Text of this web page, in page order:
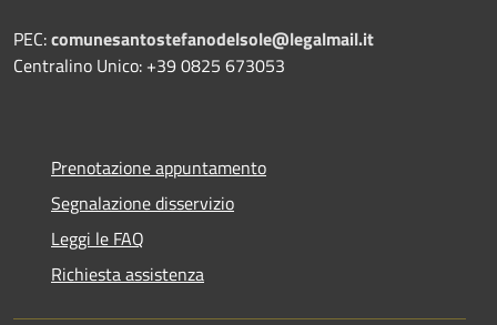
PEC:comunesantostefanodelsole@legalmail.it
Centralino Unico: +39 0825 673053
Prenotazione appuntamento
Segnalazione disservizio
Leggi le FAQ
Richiesta assistenza